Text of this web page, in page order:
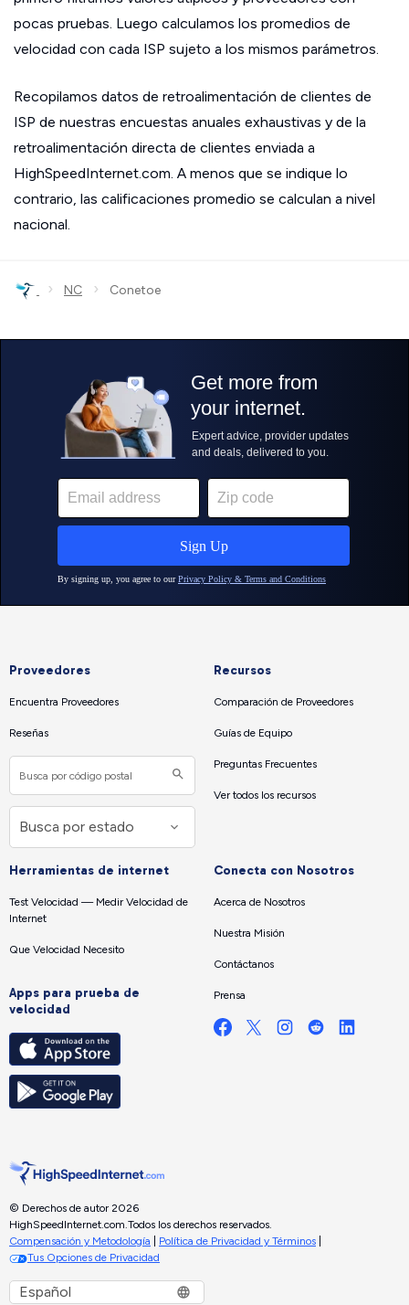
pocas pruebas. Luego calculamos los promedios de
velocidad con cada ISP sujeto a los mismos parámetros.
Recopilamos datos de retroalimentación de clientes de
ISP de nuestras encuestas anuales exhaustivas y de la
retroalimentación directa de clientes enviada a
HighSpeedInternet.com. A menos que se indique lo
contrario, las calificaciones promedio se calculan a nivel
nacional.
› NC › Conetoe
Proveedores
Encuentra Proveedores
Reseñas
Recursos
Comparación de Proveedores
Guías de Equipo
Preguntas Frecuentes
Ver todos los recursos
Herramientas de internet
Test Velocidad — Medir Velocidad de
Internet
Que Velocidad Necesito
Apps para prueba de
velocidad
Conecta con Nosotros
Acerca de Nosotros
Nuestra Misión
Contáctanos
Prensa
© Derechos de autor 2026
HighSpeedInternet.com.Todos los derechos reservados.
Compensación y Metodología
Política de Privacidad y Términos
Tus Opciones de Privacidad